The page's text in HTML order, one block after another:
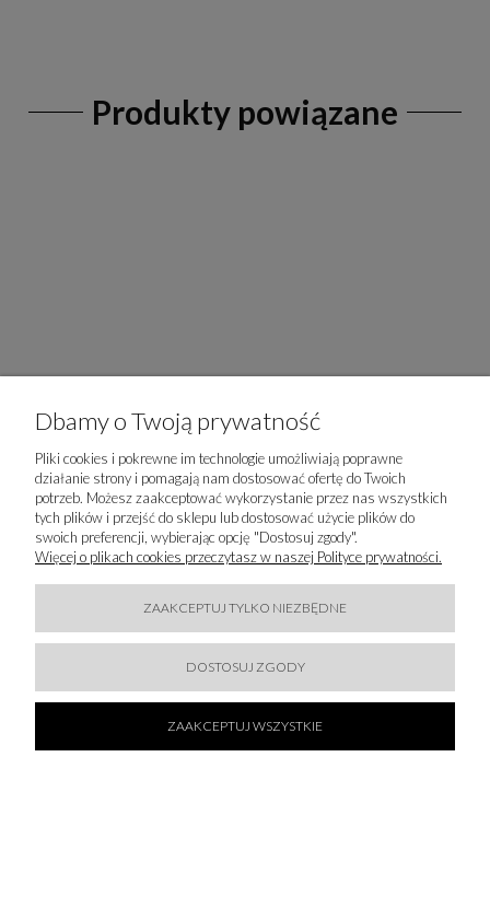
Produkty powiązane
50 % SALE!
FRACOMINA- KLAPKI JAPONKI BRĄZOWE
309,50 zł
Dbamy o Twoją prywatność
Pliki cookies i pokrewne im technologie umożliwiają poprawne
działanie strony i pomagają nam dostosować ofertę do Twoich
potrzeb. Możesz zaakceptować wykorzystanie przez nas wszystkich
tych plików i przejść do sklepu lub dostosować użycie plików do
swoich preferencji, wybierając opcję "Dostosuj zgody".
Więcej o plikach cookies przeczytasz w naszej Polityce prywatności.
ZAAKCEPTUJ TYLKO NIEZBĘDNE
DOSTOSUJ ZGODY
ZAAKCEPTUJ WSZYSTKIE